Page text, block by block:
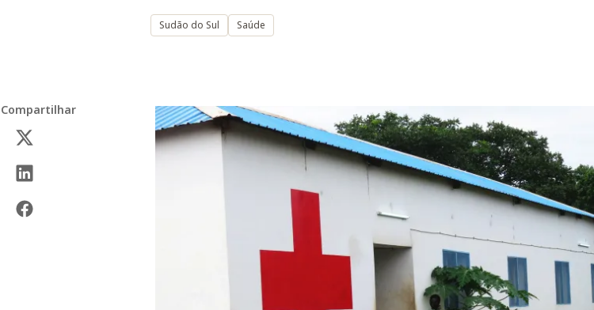
Sudão do Sul Saúde
Compartilhar